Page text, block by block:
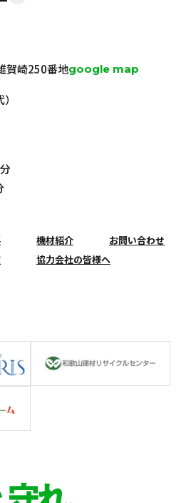
賀崎250番地google map
）
機材紹介
お問い合わせ
協力会社の皆様へ